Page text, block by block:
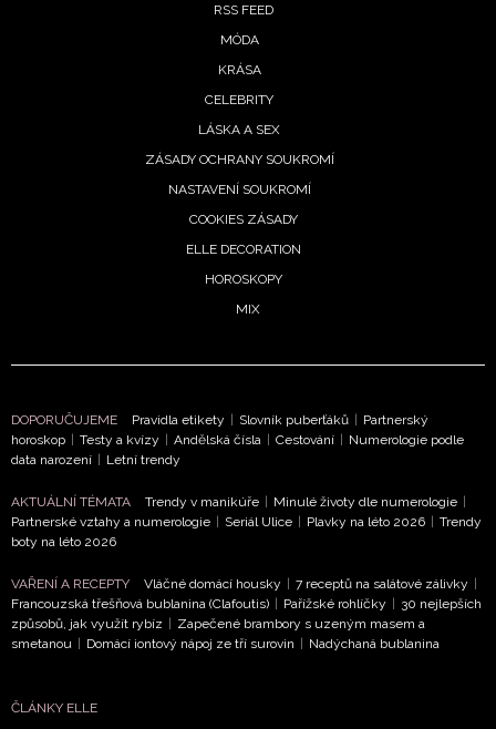
2026
čeká
RSS FEED
MÓDA
KRÁSA
CELEBRITY
LÁSKA A SEX
ZÁSADY OCHRANY SOUKROMÍ
NASTAVENÍ SOUKROMÍ
COOKIES ZÁSADY
ELLE DECORATION
HOROSKOPY
MIX
DOPORUČUJEME Pravidla etikety Slovník puberťáků
Partnerský
horoskop
Testy a kvízy Andělská čísla Cestování
Numerologie podle
data narození
Letní trendy
AKTUÁLNÍ TÉMATA Trendy v manikúře Minulé životy dle numerologie
Partnerské vztahy a numerologie
Seriál Ulice Plavky na léto 2026
Trendy
boty na léto 2026
VAŘENÍ A RECEPTY Vláčné domácí housky 7 receptů na salátové zálivky
Francouzská třešňová bublanina (Clafoutis)
Pařížské rohlíčky
30 nejlepších
způsobů, jak využít rybíz
Zapečené brambory s uzeným masem a
smetanou
Domácí iontový nápoj ze tří surovin Nadýchaná bublanina
ČLÁNKY ELLE